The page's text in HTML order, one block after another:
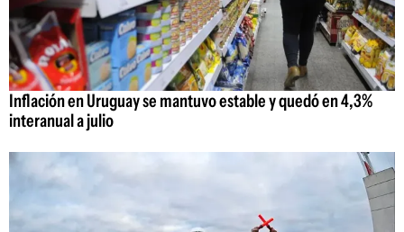
Inflación en Uruguay se mantuvo estable y quedó en 4,3%
interanual a julio